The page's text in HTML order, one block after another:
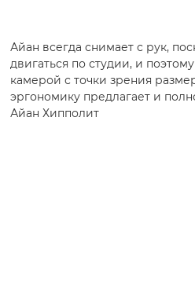
Айан всегда снимает с рук,
двигаться по студии, и
камерой с точки зрения
эргономику предлагает и
Айан Хипполит